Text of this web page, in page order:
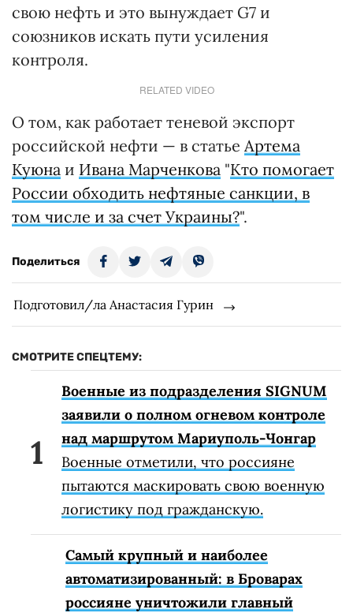
свою нефть и это вынуждает G7 и
союзников искать пути усиления
контроля.
RELATED VIDEO
О том, как работает теневой экспорт
российской нефти — в статье Артема
Куюна и Ивана Марченкова "Кто помогает
России обходить нефтяные санкции, в
том числе и за счет Украины?".
Поделиться
Подготовил/ла Анастасия Гурин
СМОТРИТЕ СПЕЦТЕМУ:
Военные из подразделения SIGNUM
заявили о полном огневом контроле
над маршрутом Мариуполь-Чонгар
Военные отметили, что россияне
пытаются маскировать свою военную
логистику под гражданскую.
Самый крупный и наиболее
автоматизированный: в Броварах
россияне уничтожили главный